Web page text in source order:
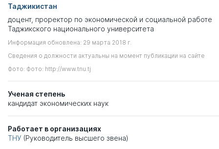
Таджикистан
доцент, проректор по экономической и социальной работе
Таджикского национального университета
Информация обновлена: 29 марта 2018 г.
Сведения о должности актуальны на момент публикации на сайте
Фото: Фото: http://www.tnu.tj
Ученая степень
кандидат экономических наук
Работает в организациях
ТНУ (Руководитель высшего звена)